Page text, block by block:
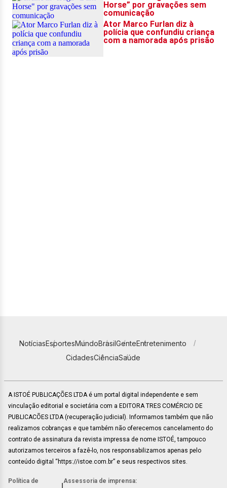
NotíciasEsportesMundoBrasilGenteEntretenimento
CidadesCiênciaSaúde
A ISTOÉ PUBLICAÇÕES LTDA é um portal digital independente e sem
vinculação editorial e societária com a EDITORA TRES COMÉRCIO DE
PUBLICACÕES LTDA (recuperação judicial). Informamos também que não
realizamos cobranças e que também não oferecemos cancelamento do
contrato de assinatura da revista impressa de nome ISTOÉ, tampouco
autorizamos terceiros a fazê-lo, nos responsabilizamos apenas pelo
conteúdo digital “https://istoe.com.br” e seus respectivos sites.
Política de Assessoria de imprensa: